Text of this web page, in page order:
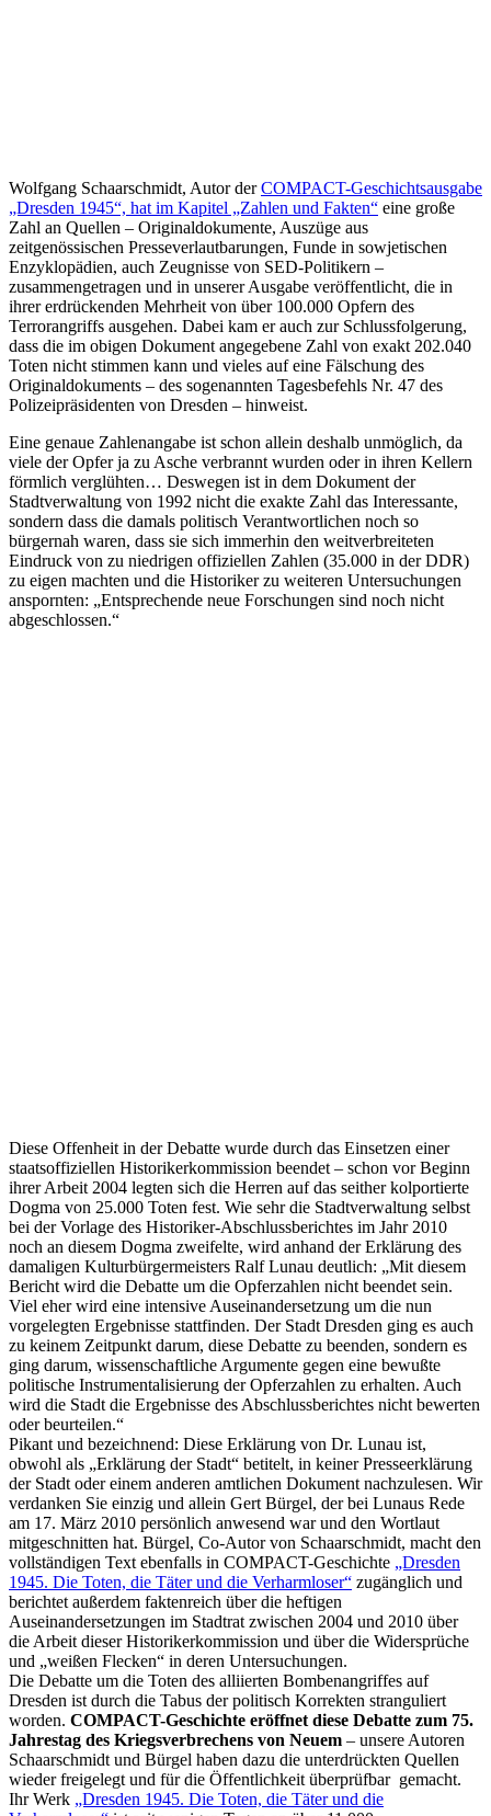
Wolfgang Schaarschmidt, Autor derCOMPACT-Geschichtsausgabe
„Dresden 1945“, hat im Kapitel „Zahlen und Fakten“ eine große
Zahl an Quellen – Originaldokumente, Auszüge aus
zeitgenössischen Presseverlautbarungen, Funde in sowjetischen
Enzyklopädien, auch Zeugnisse von SED-Politikern –
zusammengetragen und in unserer Ausgabe veröffentlicht, die in
ihrer erdrückenden Mehrheit von über 100.000 Opfern des
Terrorangriffs ausgehen. Dabei kam er auch zur Schlussfolgerung,
dass die im obigen Dokument angegebene Zahl von exakt 202.040
Toten nicht stimmen kann und vieles auf eine Fälschung des
Originaldokuments – des sogenannten Tagesbefehls Nr. 47 des
Polizeipräsidenten von Dresden – hinweist.
Eine genaue Zahlenangabe ist schon allein deshalb unmöglich, da
viele der Opfer ja zu Asche verbrannt wurden oder in ihren Kellern
förmlich verglühten… Deswegen ist in dem Dokument der
Stadtverwaltung von 1992 nicht die exakte Zahl das Interessante,
sondern dass die damals politisch Verantwortlichen noch so
bürgernah waren, dass sie sich immerhin den weitverbreiteten
Eindruck von zu niedrigen offiziellen Zahlen (35.000 in der DDR)
zu eigen machten und die Historiker zu weiteren Untersuchungen
anspornten: „Entsprechende neue Forschungen sind noch nicht
abgeschlossen.“
Diese Offenheit in der Debatte wurde durch das Einsetzen einer
staatsoffiziellen Historikerkommission beendet – schon vor Beginn
ihrer Arbeit 2004 legten sich die Herren auf das seither kolportierte
Dogma von 25.000 Toten fest. Wie sehr die Stadtverwaltung selbst
bei der Vorlage des Historiker-Abschlussberichtes im Jahr 2010
noch an diesem Dogma zweifelte, wird anhand der Erklärung des
damaligen Kulturbürgermeisters Ralf Lunau deutlich: „Mit diesem
Bericht wird die Debatte um die Opferzahlen nicht beendet sein.
Viel eher wird eine intensive Auseinandersetzung um die nun
vorgelegten Ergebnisse stattfinden. Der Stadt Dresden ging es auch
zu keinem Zeitpunkt darum, diese Debatte zu beenden, sondern es
ging darum, wissenschaftliche Argumente gegen eine bewußte
politische Instrumentalisierung der Opferzahlen zu erhalten. Auch
wird die Stadt die Ergebnisse des Abschlussberichtes nicht bewerten
oder beurteilen.“
Pikant und bezeichnend: Diese Erklärung von Dr. Lunau ist,
obwohl als „Erklärung der Stadt“ betitelt, in keiner Presseerklärung
der Stadt oder einem anderen amtlichen Dokument nachzulesen. Wir
verdanken Sie einzig und allein Gert Bürgel, der bei Lunaus Rede
am 17. März 2010 persönlich anwesend war und den Wortlaut
mitgeschnitten hat. Bürgel, Co-Autor von Schaarschmidt, macht den
vollständigen Text ebenfalls in COMPACT-Geschichte „Dresden
1945. Die Toten, die Täter und die Verharmloser“ zugänglich und
berichtet außerdem faktenreich über die heftigen
Auseinandersetzungen im Stadtrat zwischen 2004 und 2010 über
die Arbeit dieser Historikerkommission und über die Widersprüche
und „weißen Flecken“ in deren Untersuchungen.
Die Debatte um die Toten des alliierten Bombenangriffes auf
Dresden ist durch die Tabus der politisch Korrekten stranguliert
worden. COMPACT-Geschichte eröffnet diese Debatte zum 75.
Jahrestag des Kriegsverbrechens von Neuem – unsere Autoren
Schaarschmidt und Bürgel haben dazu die unterdrückten Quellen
wieder freigelegt und für die Öffentlichkeit überprüfbar gemacht.
Ihr Werk „Dresden 1945. Die Toten, die Täter und die